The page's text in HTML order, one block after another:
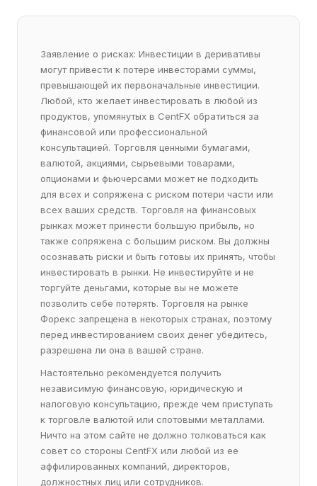
Заявление о рисках: Инвестиции в деривативы
могут привести к потере инвесторами суммы,
превышающей их первоначальные инвестиции.
Любой, кто желает инвестировать в любой из
продуктов, упомянутых в CentFX обратиться за
финансовой или профессиональной
консультацией. Торговля ценными бумагами,
валютой, акциями, сырьевыми товарами,
опционами и фьючерсами может не подходить
для всех и сопряжена с риском потери части или
всех ваших средств. Торговля на финансовых
рынках может принести большую прибыль, но
также сопряжена с большим риском. Вы должны
осознавать риски и быть готовы их принять, чтобы
инвестировать в рынки. Не инвестируйте и не
торгуйте деньгами, которые вы не можете
позволить себе потерять. Торговля на рынке
Форекс запрещена в некоторых странах, поэтому
перед инвестированием своих денег убедитесь,
разрешена ли она в вашей стране.
Настоятельно рекомендуется получить
независимую финансовую, юридическую и
налоговую консультацию, прежде чем приступать
к торговле валютой или спотовыми металлами.
Ничто на этом сайте не должно толковаться как
совет со стороны CentFX или любой из ее
аффилированных компаний, директоров,
должностных лиц или сотрудников.